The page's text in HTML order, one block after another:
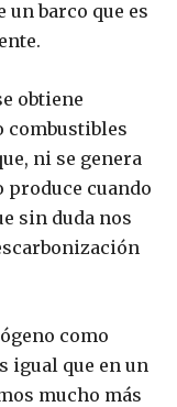
un barco que es
obtiene
combustibles
ni se genera
produce cuando
sin duda nos
como
igual que en un
mucho más